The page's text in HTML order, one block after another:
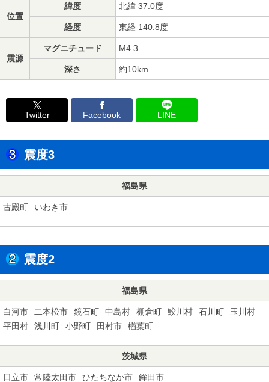
位置
緯度 北緯 37.0度
経度 東経 140.8度
震源
マグニチュード M4.3
深さ 約10km
Twitter Facebook LINE
震度3
福島県
古殿町 いわき市
震度2
福島県
白河市 二本松市 鏡石町 中島村 棚倉町 鮫川村 石川町
玉川村
平田村
浅川町 小野町 田村市 楢葉町
茨城県
日立市 常陸太田市 ひたちなか市 鉾田市